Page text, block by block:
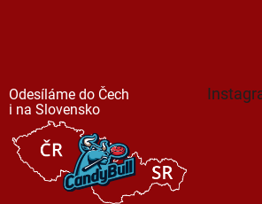
Odesíláme do Čech
i na Slovensko